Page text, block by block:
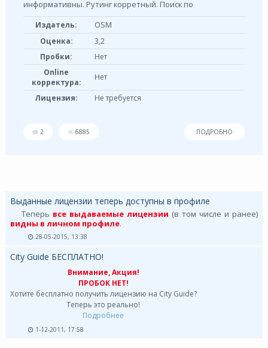
информативны. Рутинг корретный. Поиск по
Издатель: OSM
Оценка:
3,2
Пробки:
Нет
Online
корректура:
Нет
Лицензия: Не требуется
2 6885 ПОДРОБНО
Выданные лицензии теперь доступны в профиле
Теперь все выдаваемые лицензии (в том числе и ранее)
видны в личном профиле.
28-05-2015, 13:38
City Guide БЕСПЛАТНО!
Внимание, Акция!
ПРОБОК НЕТ!
Хотите бесплатно получить лицензию на City Guide?
Теперь это реально!
Подробнее
1-12-2011, 17:58